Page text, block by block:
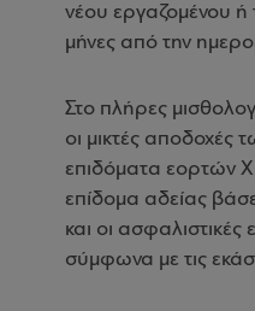
νέου εργαζομένου ή
μήνες από την
Στο πλήρες
οι μικτές αποδοχές
επιδόματα εορτών
επίδομα αδείας
και οι
σύμφωνα με τις